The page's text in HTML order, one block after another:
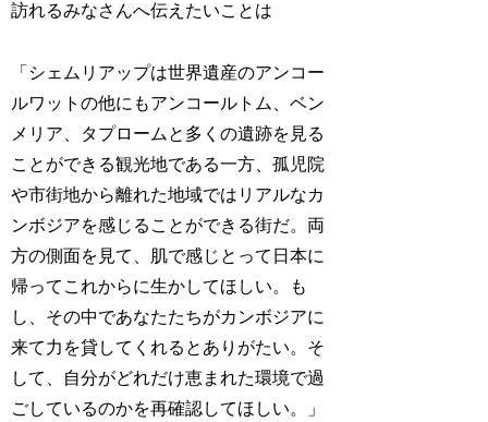
訪れるみなさんへ伝えたいことは
「シェムリアップは世界遺産のアンコー
ルワットの他にもアンコールトム、ベン
メリア、タプロームと多くの遺跡を見る
ことができる観光地である一方、孤児院
や市街地から離れた地域ではリアルなカ
ンボジアを感じることができる街だ。両
方の側面を見て、肌で感じとって日本に
帰ってこれからに生かしてほしい。も
し、その中であなたたちがカンボジアに
来て力を貸してくれるとありがたい。そ
して、自分がどれだけ恵まれた環境で過
ごしているのかを再確認してほしい。」